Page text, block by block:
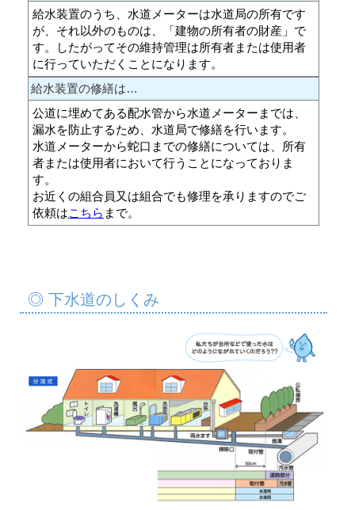
給水装置のうち、水道メーターは水道局の所有です
が、それ以外のものは、「建物の所有者の財産」で
す。したがってその維持管理は所有者または使用者
に行っていただくことになります。
給水装置の修繕は…
公道に埋めてある配水管から水道メーターまでは、
漏水を防止するため、水道局で修繕を行います。
水道メーターから蛇口までの修繕については、所有
者または使用者において行うことになっておりま
す。
お近くの組合員又は組合でも修理を承りますのでご
依頼はこちら まで。
◎ 下水道のしくみ